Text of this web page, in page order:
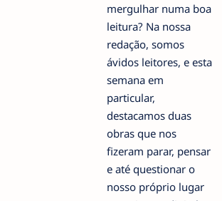
mergulhar numa boa
leitura? Na nossa
redação, somos
ávidos leitores, e esta
semana em
particular,
destacamos duas
obras que nos
fizeram parar, pensar
e até questionar o
nosso próprio lugar